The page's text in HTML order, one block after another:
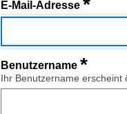
E-Mail-Adresse *
Benutzername *
Ihr Benutzername erscheint